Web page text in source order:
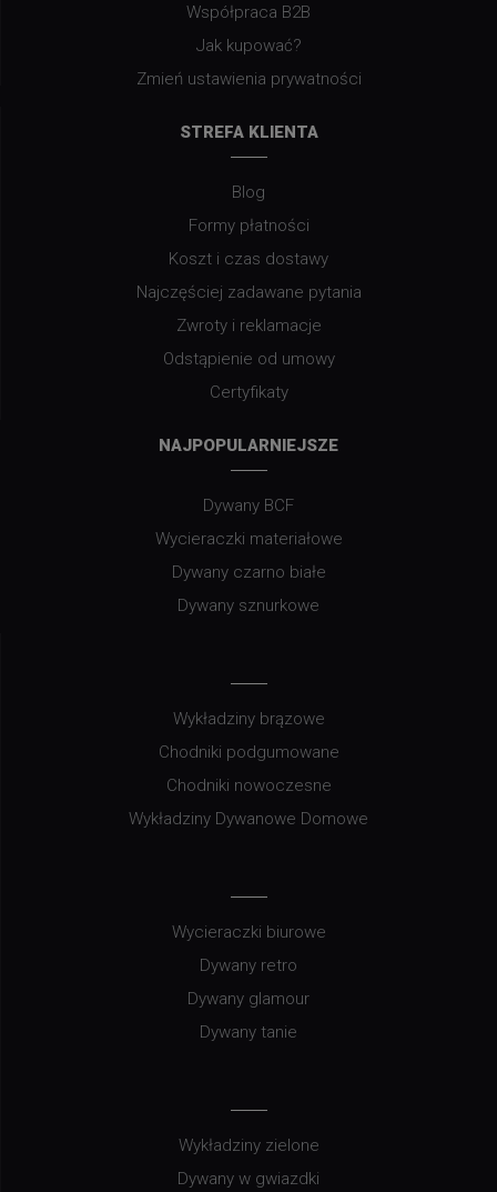
Współpraca B2B
Jak kupować?
Zmień ustawienia prywatności
STREFA KLIENTA
Blog
Formy płatności
Koszt i czas dostawy
Najczęściej zadawane pytania
Zwroty i reklamacje
Odstąpienie od umowy
Certyfikaty
NAJPOPULARNIEJSZE
Dywany BCF
Wycieraczki materiałowe
Dywany czarno białe
Dywany sznurkowe
Wykładziny brązowe
Chodniki podgumowane
Chodniki nowoczesne
Wykładziny Dywanowe Domowe
Wycieraczki biurowe
Dywany retro
Dywany glamour
Dywany tanie
Wykładziny zielone
Dywany w gwiazdki